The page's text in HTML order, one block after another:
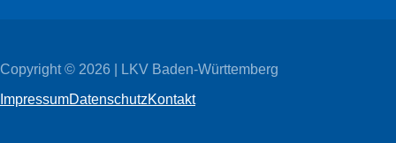
Copyright © 2026 | LKV Baden-Württemberg
ImpressumDatenschutzKontakt